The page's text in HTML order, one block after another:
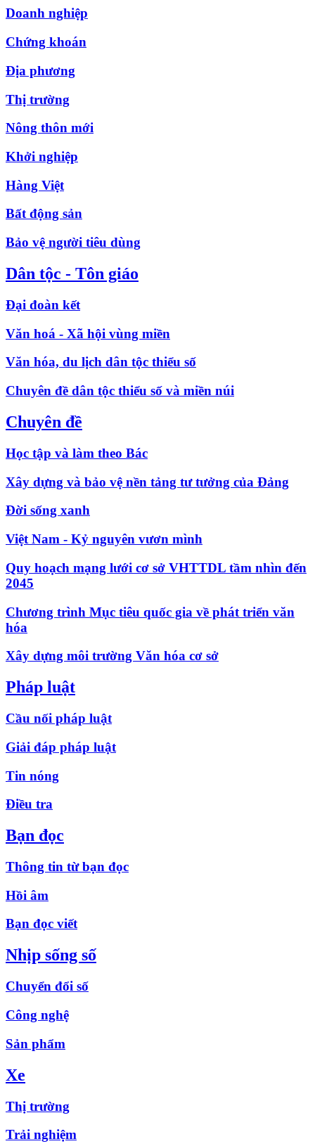
Doanh nghiệp
Chứng khoán
Địa phương
Thị trường
Nông thôn mới
Khởi nghiệp
Hàng Việt
Bất động sản
Bảo vệ người tiêu dùng
Dân tộc - Tôn giáo
Đại đoàn kết
Văn hoá - Xã hội vùng miền
Văn hóa, du lịch dân tộc thiểu số
Chuyên đề dân tộc thiểu số và miền núi
Chuyên đề
Học tập và làm theo Bác
Xây dựng và bảo vệ nền tảng tư tưởng của Đảng
Đời sống xanh
Việt Nam - Kỷ nguyên vươn mình
Quy hoạch mạng lưới cơ sở VHTTDL tầm nhìn đến
2045
Chương trình Mục tiêu quốc gia về phát triển văn
hóa
Xây dựng môi trường Văn hóa cơ sở
Pháp luật
Cầu nối pháp luật
Giải đáp pháp luật
Tin nóng
Điều tra
Bạn đọc
Thông tin từ bạn đọc
Hồi âm
Bạn đọc viết
Nhịp sống số
Chuyển đổi số
Công nghệ
Sản phẩm
Xe
Thị trường
Trải nghiệm